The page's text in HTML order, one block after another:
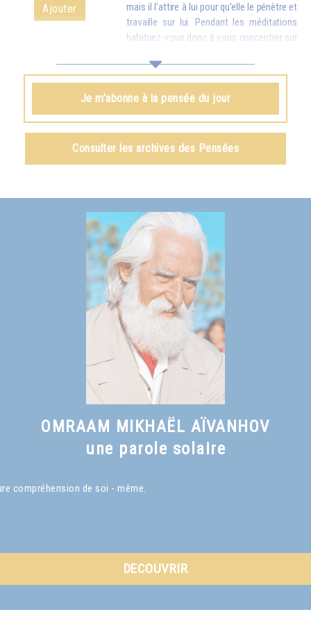
Ajouter
mais il l'attire à lui pour qu'elle le pénètre et
travaille sur lui. Pendant les méditations
habituez-vous donc à vous concentrer sur
remplacera peu à peu toutes les particules usées, maladives de votre
corps par des particules nouvelles, plus pures. Et une fois que vous
aurez attiré la lumière en vous, vous devrez encore vous exercer à
envoyer cette lumière dans le monde entier pour aider tous les humains.
Omraam Mikhaël Aïvanhov
Voir le livreLa lumière, esprit vivant, chapitre IX
Je m'abonne à la pensée du jour
Consulter les archives des Pensées
OMRAAM MIKHAËL AÏVANHOV
une parole solaire
compréhension de soi - même.
DECOUVRIR